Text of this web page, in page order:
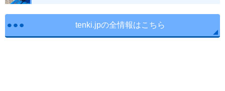
tenki.jpの全情報はこちら